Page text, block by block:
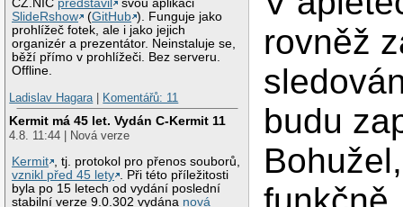
CZ.NIC představil
svou aplikaci
SlideRshow
(GitHub ). Funguje jako
prohlížeč fotek, ale i jako jejich
organizér a prezentátor. Neinstaluje se,
běží přímo v prohlížeči. Bez serveru.
Offline.
Ladislav Hagara | Komentářů: 11
Kermit má 45 let. Vydán C-Kermit 11
4.8. 11:44 | Nová verze
Kermit , tj. protokol pro přenos souborů,
vznikl před 45 lety . Při této příležitosti
byla po 15 letech od vydání poslední
stabilní verze 9.0.302 vydána nová
rovněž
budu